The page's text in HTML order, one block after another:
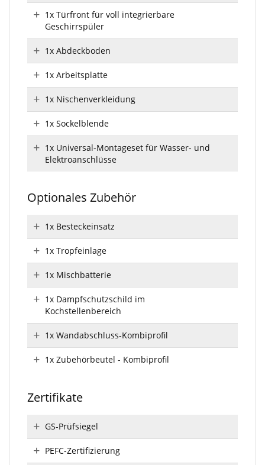
1x Türfront für voll integrierbare
Geschirrspüler
1x Abdeckboden
1x Arbeitsplatte
1x Nischenverkleidung
1x Sockelblende
1x Universal-Montageset für Wasser- und
Elektroanschlüsse
Optionales Zubehör
1x Besteckeinsatz
1x Tropfeinlage
1x Mischbatterie
1x Dampfschutzschild im
Kochstellenbereich
1x Wandabschluss-Kombiprofil
1x Zubehörbeutel - Kombiprofil
Zertifikate
GS-Prüfsiegel
PEFC-Zertifizierung